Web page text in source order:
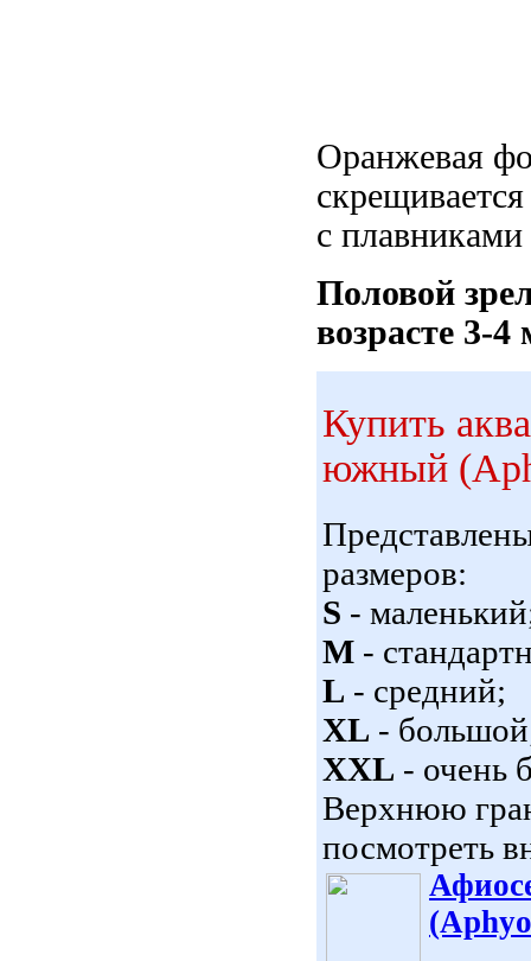
Оранжевая
с
Половой
возрасте 3-4
Купить
южный
размеров:
S -
M -
L - средний;
XL -
XXL - очень
Верхнюю
посмотреть